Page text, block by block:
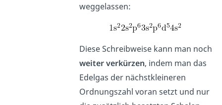
weggelassen:
Diese Schreibweise kann man noch
weiter verkürzen, indem man das
Edelgas der nächstkleineren
Ordnungszahl voran setzt und nur